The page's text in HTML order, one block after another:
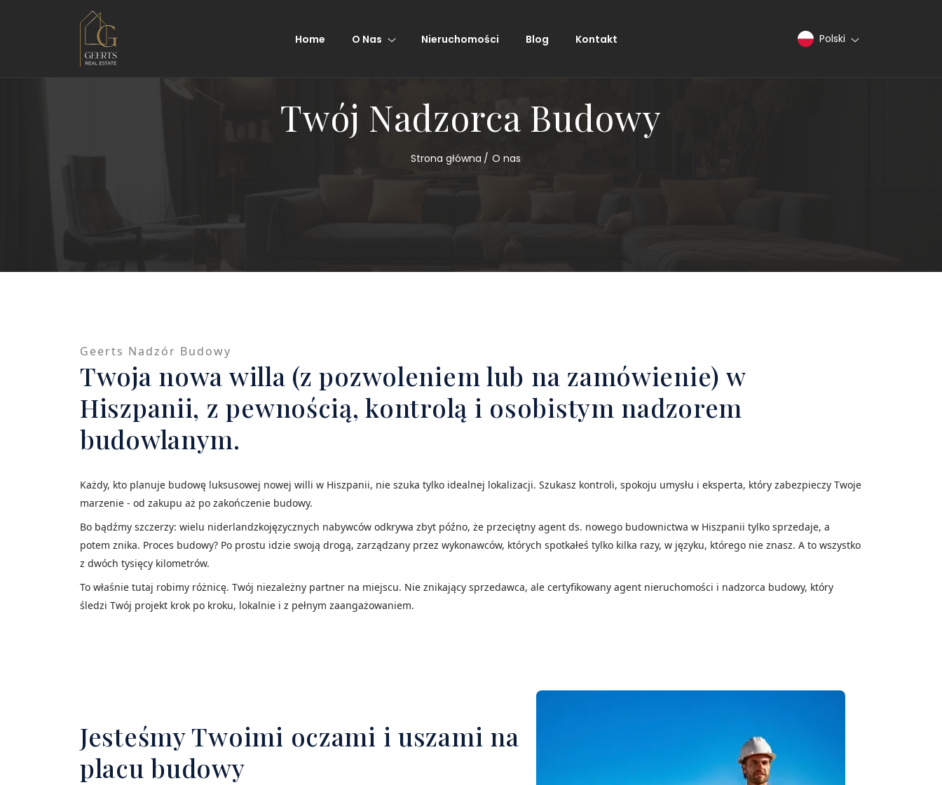
Home O Nas Nieruchomości Blog Kontakt Polski
Twój Nadzorca Budowy
Strona główna O nas
Geerts Nadzór Budowy
Twoja nowa willa (z pozwoleniem lub na zamówienie) w
Hiszpanii, z pewnością, kontrolą i osobistym nadzorem
budowlanym.
Każdy, kto planuje budowę luksusowej nowej willi w Hiszpanii, nie szuka tylko idealnej lokalizacji. Szukasz kontroli, spokoju umysłu i eksperta, który zabezpieczy Twoje
marzenie - od zakupu aż po zakończenie budowy.
Bo bądźmy szczerzy: wielu niderlandzkojęzycznych nabywców odkrywa zbyt późno, że przeciętny agent ds. nowego budownictwa w Hiszpanii tylko sprzedaje, a
potem znika. Proces budowy? Po prostu idzie swoją drogą, zarządzany przez wykonawców, których spotkałeś tylko kilka razy, w języku, którego nie znasz. A to wszystko
z dwóch tysięcy kilometrów.
To właśnie tutaj robimy różnicę. Twój niezależny partner na miejscu. Nie znikający sprzedawca, ale certyfikowany agent nieruchomości i nadzorca budowy, który
śledzi Twój projekt krok po kroku, lokalnie i z pełnym zaangażowaniem.
Jesteśmy Twoimi oczami i uszami na
placu budowy